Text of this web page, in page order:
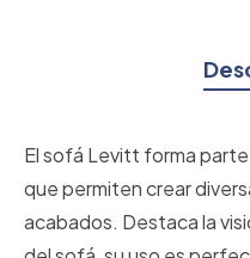
El sofá Levitt forma
que permiten crear
acabados. Destaca la